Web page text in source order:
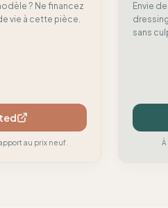
? Ne financez
vie à cette pièce.
au prix neuf.
Envie
sans